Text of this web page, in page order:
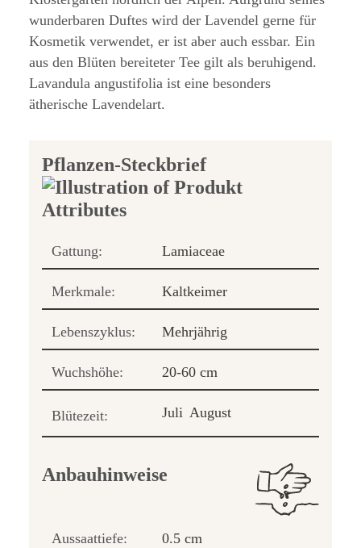
wunderbaren Duftes wird der Lavendel gerne für
Kosmetik verwendet, er ist aber auch essbar. Ein
aus den Blüten bereiteter Tee gilt als beruhigend.
Lavandula angustifolia ist eine besonders
ätherische Lavendelart.
Pflanzen-Steckbrief
Gattung: Lamiaceae
Merkmale: Kaltkeimer
Lebenszyklus: Mehrjährig
Wuchshöhe: 20-60 cm
Blütezeit: Juli August
Anbauhinweise
Aussaattiefe: 0.5 cm